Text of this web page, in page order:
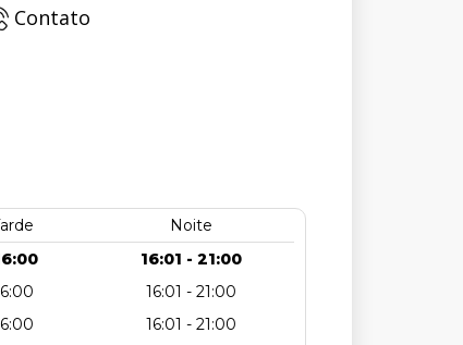
Contato
Noite
16:01 - 21:00
16:01 - 21:00
16:01 - 21:00